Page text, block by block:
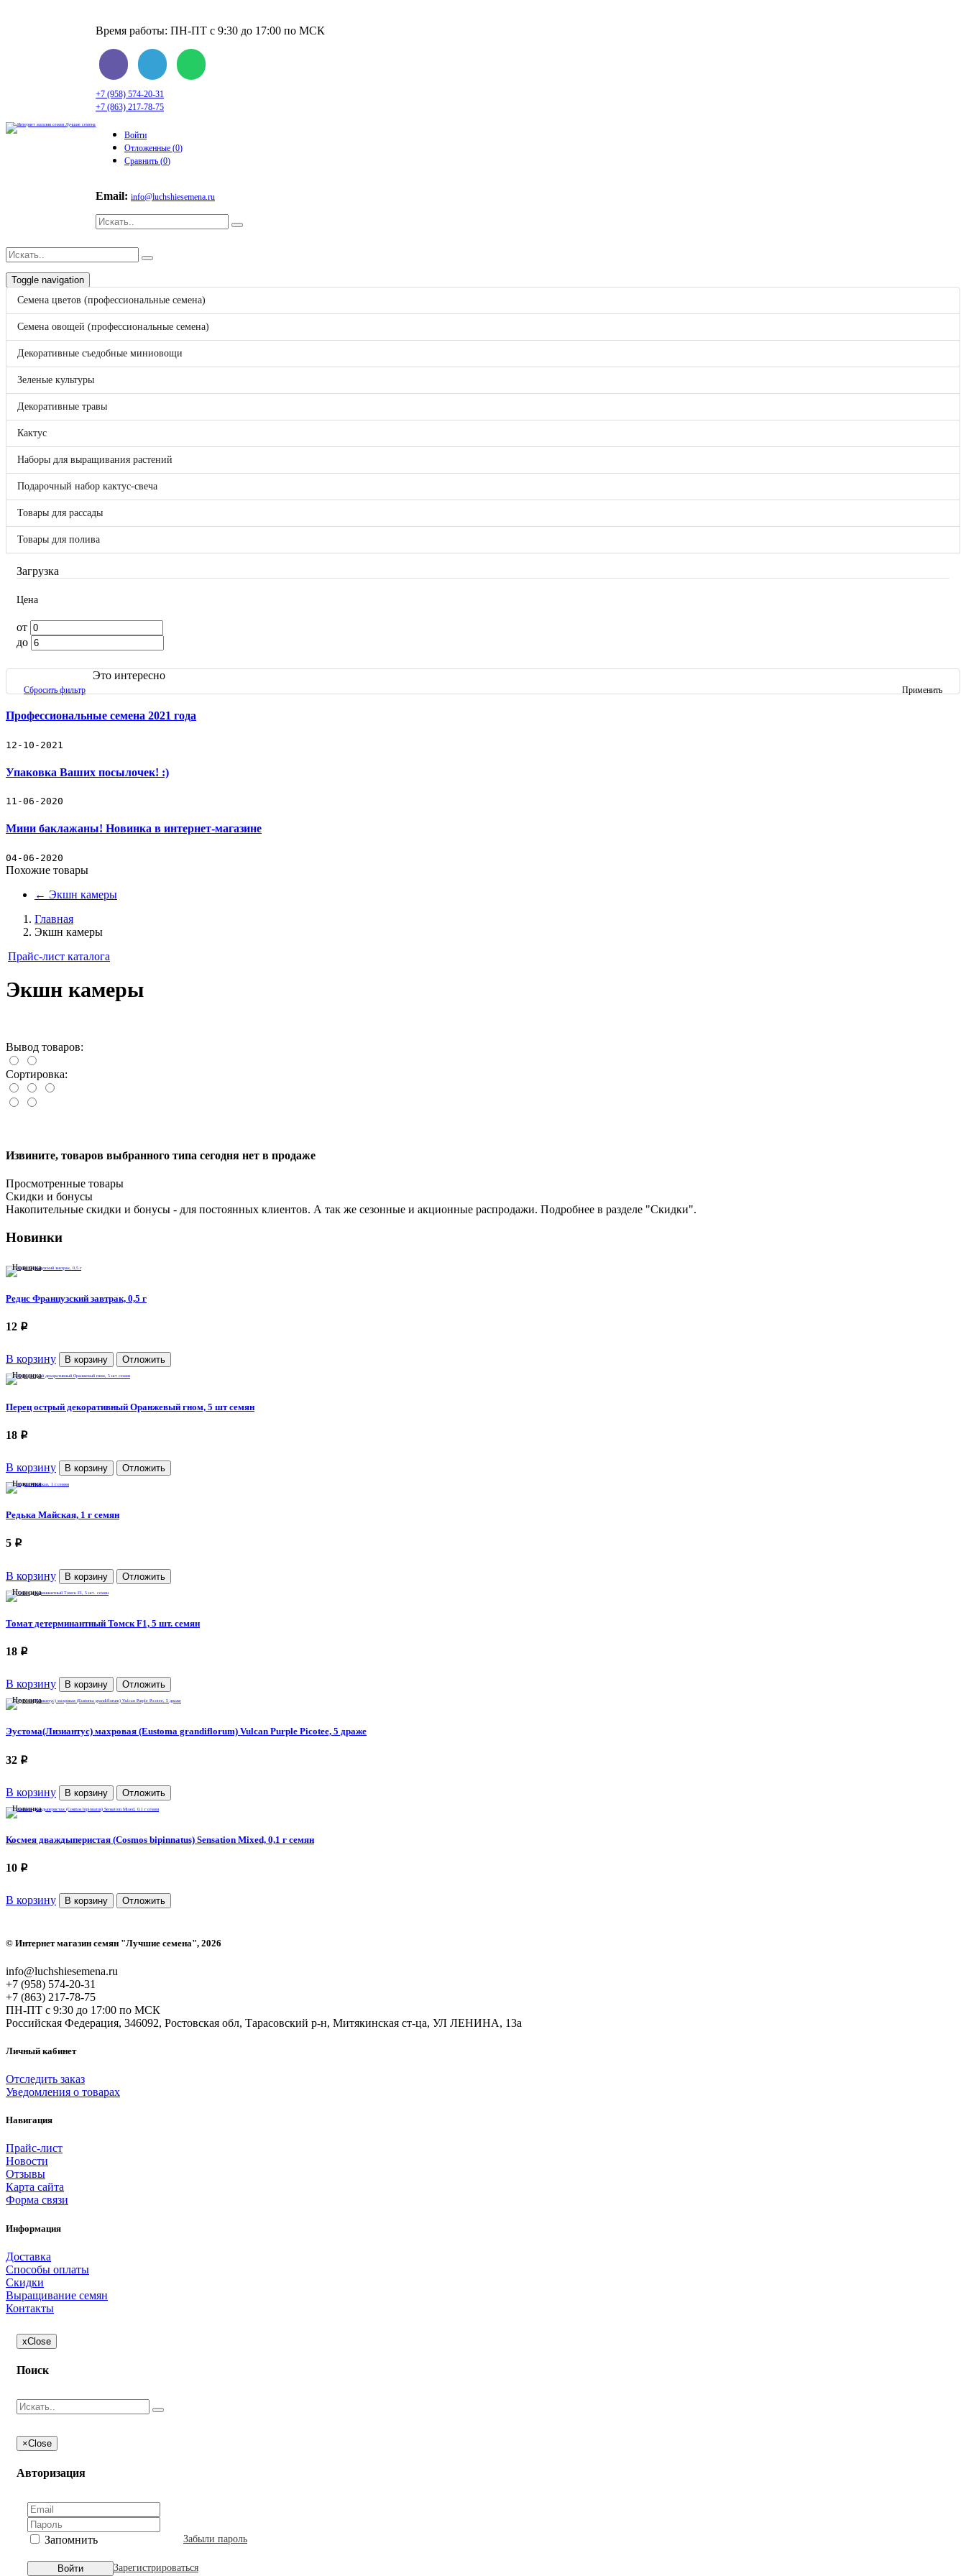
Время работы: ПН-ПТ с 9:30 до 17:00 по МСК
+7 (958) 574-20-31
+7 (863) 217-78-75
Войти
Отложенные (0)
Сравнить (0)
Email: info@luchshiesemena.ru
Toggle navigation
Bejo
Benary
Clause
DLF (Дания)
Enza Zaden
FloraNova!
Hazera
Hem Genetics
Hollar Seeds
Kieft
May Seed
Nunhems
Pan American
Seminis
Syngenta
Takii Europe
Vegetallis
Гавриш
Семена цветов (профессиональные семена)
Семена овощей (профессиональные семена)
Декоративные съедобные миниовощи
Зеленые культуры
Декоративные травы
Кактус
Наборы для выращивания растений
Подарочный набор кактус-свеча
Товары для рассады
Товары для полива
Доставка
Способы оплаты
Контакты
Корзина0
Семена цветов (профессиональные семена)
Семена овощей (профессиональные семена)
Декоративные съедобные миниовощи
Зеленые культуры
Декоративные травы
Кактус
Наборы для выращивания растений
Подарочный набор кактус-свеча
Товары для рассады
Товары для полива
Загрузка
Цена
от
до
Сбросить фильтр Применить
Это интересно
Профессиональные семена 2021 года
12-10-2021
Упаковка Ваших посылочек! :)
11-06-2020
Мини баклажаны! Новинка в интернет-магазине
04-06-2020
Похожие товары
← Экшн камеры
Главная
Экшн камеры
Прайс-лист каталога
Экшн камеры
Вывод товаров:
Сортировка:
Извините, товаров выбранного типа сегодня нет в продаже
Просмотренные товары
Cкидки и бонусы
Накопительные скидки и бонусы - для постоянных клиентов. А так же сезонные и акционные распродажи. Подробнее в разделе "Скидки".
Новинки
Новинка
Редис Французский завтрак, 0,5 г
12 p
В корзину В корзину Отложить
Новинка
Перец острый декоративный Оранжевый гном, 5 шт семян
18 p
В корзину В корзину Отложить
Новинка
Редька Майская, 1 г семян
5 p
В корзину В корзину Отложить
Новинка
Томат детерминантный Томск F1, 5 шт. семян
18 p
В корзину В корзину Отложить
Новинка
Эустома(Лизиантус) махровая (Eustoma grandiflorum) Vulcan Purple Picotee, 5 драже
32 p
В корзину В корзину Отложить
Новинка
Космея дваждыперистая (Cosmos bipinnatus) Sensation Mixed, 0,1 г семян
10 p
В корзину В корзину Отложить
© Интернет магазин семян "Лучшие семена", 2026
info@luchshiesemena.ru
+7 (958) 574-20-31
+7 (863) 217-78-75
ПН-ПТ с 9:30 до 17:00 по МСК
Российская Федерация, 346092, Ростовская обл, Тарасовский р-н, Митякинская ст-ца, УЛ ЛЕНИНА, 13а
Личный кабинет
Отследить заказ
Уведомления о товарах
Навигация
Прайс-лист
Новости
Отзывы
Карта сайта
Форма связи
Информация
Доставка
Способы оплаты
Скидки
Выращивание семян
Контакты
xClose
Поиск
×Close
Авторизация
Запомнить Забыли пароль
Войти Зарегистрироваться